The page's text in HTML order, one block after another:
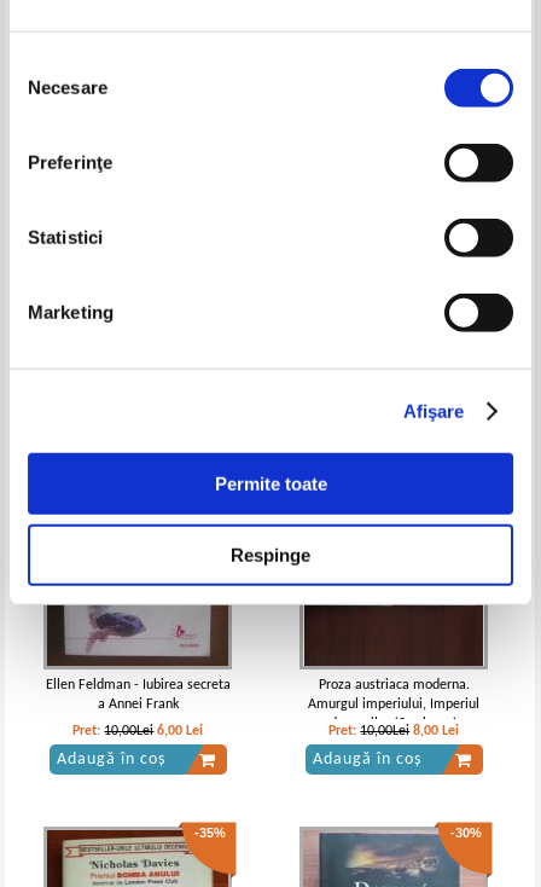
consimțământului
Necesare
Preferinţe
Statistici
Marketing
Afişare
Permite toate
Respinge
Pret:10,00Lei Lei
Ellen Feldman - Iubirea secreta
a Annei Frank
Pret:10,00Lei 6,00 Lei
Adaugă în coș
Proza austriaca moderna.
Amurgul imperiului, Imperiul
demonilor (2 volume)
Pret:10,00Lei 8,00 Lei
Adaugă în coș
-35% -30%